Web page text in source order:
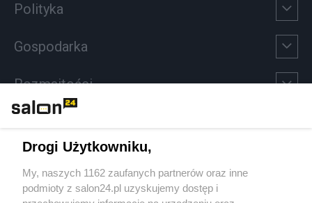
Polityka
Gospodarka
Rozmaitości
Sport
Społeczeństwo
Drogi Użytkowniku,
My, naszych 1162 zaufanych partnerów oraz inne
podmioty z salon24.pl uzyskujemy dostęp i